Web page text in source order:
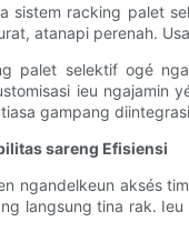
sistem racking palet
atanapi perenah.
palet selektif ogé
ieu ngajamin
gampang
sareng Efisiensi
ngandelkeun aksés
langsung tina rak.